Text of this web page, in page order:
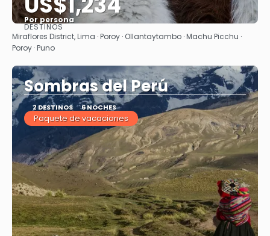
Por persona
Ver
DESTINOS
Miraflores District, Lima · Poroy · Ollantaytambo · Machu Picchu ·
Poroy · Puno
Sombras del Perú
2 DESTINOS 6 NOCHES
Paquete de vacaciones